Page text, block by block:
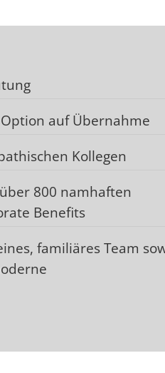
auf Übernahme
Kollegen
800 namhaften
Benefits
familiäres Team